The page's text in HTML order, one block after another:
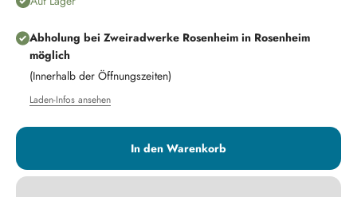
Abholung bei Zweiradwerke Rosenheim in Rosenheim
möglich
(Innerhalb derÖffnungszeiten)
Laden-Infos ansehen
In den Warenkorb